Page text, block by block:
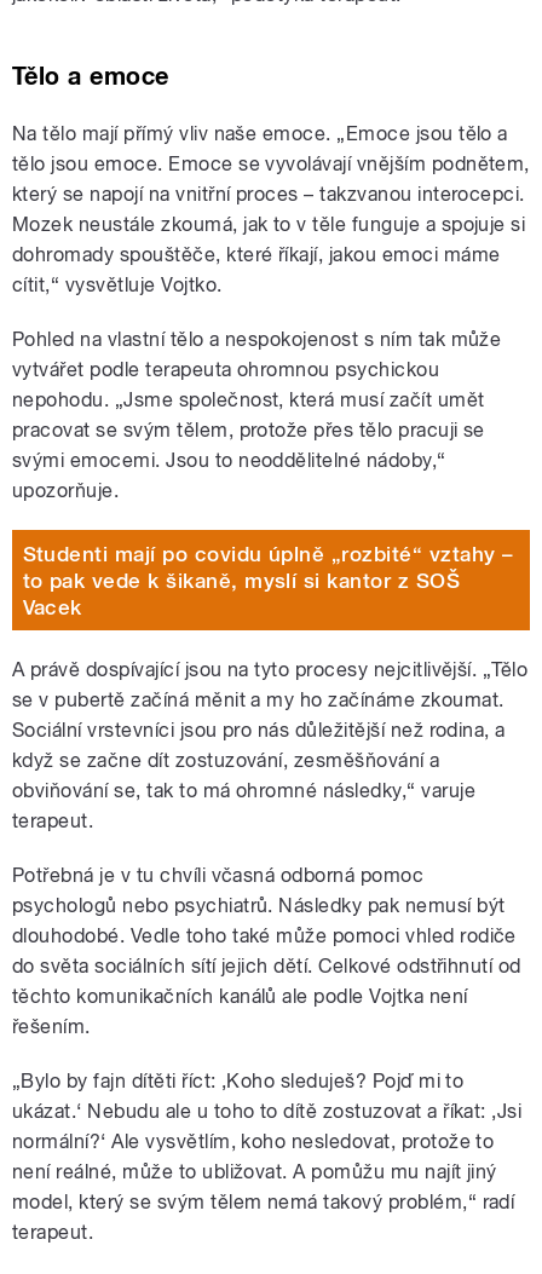
Tělo a emoce
Na tělo mají přímý vliv naše emoce. „Emoce jsou tělo a
tělo jsou emoce. Emoce se vyvolávají vnějším podnětem,
který se napojí na vnitřní proces – takzvanou interocepci.
Mozek neustále zkoumá, jak to v těle funguje a spojuje si
dohromady spouštěče, které říkají, jakou emoci máme
cítit,“ vysvětluje Vojtko.
Pohled na vlastní tělo a nespokojenost s ním tak může
vytvářet podle terapeuta ohromnou psychickou
nepohodu. „Jsme společnost, která musí začít umět
pracovat se svým tělem, protože přes tělo pracuji se
svými emocemi. Jsou to neoddělitelné nádoby,“
upozorňuje.
Studenti mají po covidu úplně „rozbité“ vztahy –
to pak vede k šikaně, myslí si kantor z SOŠ
Vacek
A právě dospívající jsou na tyto procesy nejcitlivější. „Tělo
se v pubertě začíná měnit a my ho začínáme zkoumat.
Sociální vrstevníci jsou pro nás důležitější než rodina, a
když se začne dít zostuzování, zesměšňování a
obviňování se, tak to má ohromné následky,“ varuje
terapeut.
Potřebná je v tu chvíli včasná odborná pomoc
psychologů nebo psychiatrů. Následky pak nemusí být
dlouhodobé. Vedle toho také může pomoci vhled rodiče
do světa sociálních sítí jejich dětí. Celkové odstřihnutí od
těchto komunikačních kanálů ale podle Vojtka není
řešením.
„Bylo by fajn dítěti říct: ‚Koho sleduješ? Pojď mi to
ukázat.‘ Nebudu ale u toho to dítě zostuzovat a říkat: ‚Jsi
normální?‘ Ale vysvětlím, koho nesledovat, protože to
není reálné, může to ubližovat. A pomůžu mu najít jiný
model, který se svým tělem nemá takový problém,“ radí
terapeut.